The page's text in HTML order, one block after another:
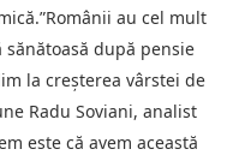
au cel mult
după pensie
la creşterea vârstei de
Radu Soviani, analist
este că avem această